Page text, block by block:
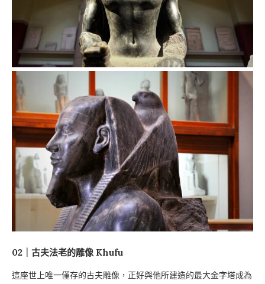
02｜古夫法老的雕像 Khufu
這座世上唯一僅存的古夫雕像，正好與他所建造的最大金字塔成為